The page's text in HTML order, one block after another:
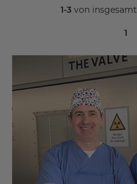
1
1-3 von insgesamt